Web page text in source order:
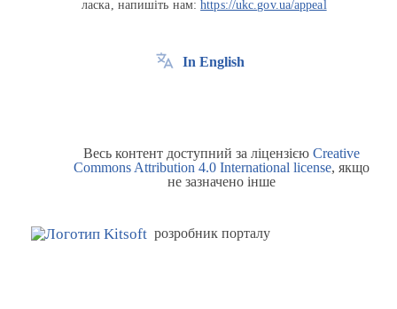
ласка, напишіть нам:https://ukc.gov.ua/appeal
In English
Весь контент доступний за ліцензією Creative
Commons Attribution 4.0 International license, якщо
не зазначено інше
розробник порталу